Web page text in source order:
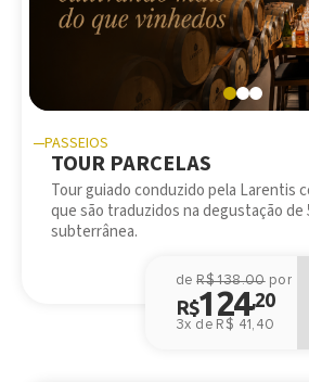
PASSEIOS
TOUR PARCELAS
Tour guiado conduzido pela Larentis
que são traduzidos na degustação de
subterrânea.
deR$ 138.00por
R$124,20
3x de R$ 41,40